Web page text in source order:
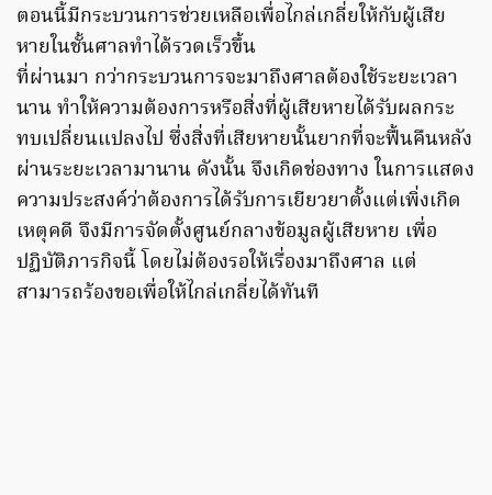
ตอนนี้มีกระบวนการช่วยเหลือเพื่อไกล่เกลี่ยให้กับผู้เสีย
หายในชั้นศาลทำได้รวดเร็วขึ้น
ที่ผ่านมา กว่ากระบวนการจะมาถึงศาลต้องใช้ระยะเวลา
นาน ทำให้ความต้องการหรือสิ่งที่ผู้เสียหายได้รับผลกระ
ทบเปลี่ยนแปลงไป ซึ่งสิ่งที่เสียหายนั้นยากที่จะฟื้นคืนหลัง
ผ่านระยะเวลามานาน ดังนั้น จึงเกิดช่องทาง ในการแสดง
ความประสงค์ว่าต้องการได้รับการเยียวยาตั้งแต่เพิ่งเกิด
เหตุคดี จึงมีการจัดตั้งศูนย์กลางข้อมูลผู้เสียหาย เพื่อ
ปฏิบัติภารกิจนี้ โดยไม่ต้องรอให้เรื่องมาถึงศาล แต่
สามารถร้องขอเพื่อให้ไกล่เกลี่ยได้ทันที